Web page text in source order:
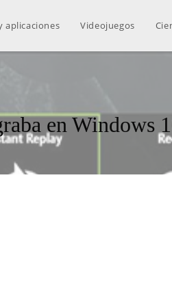
aplicaciones Videojuegos
en Windows